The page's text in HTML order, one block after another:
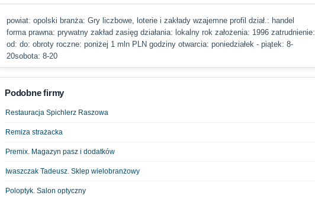
powiat: opolski branża: Gry liczbowe, loterie i zakłady wzajemne profil dział.: handel
forma prawna: prywatny zakład zasięg działania: lokalny rok założenia: 1996 zatrudnienie:
od: do: obroty roczne: poniżej 1 mln PLN godziny otwarcia: poniedziałek - piątek: 8-
20sobota: 8-20
Podobne firmy
Restauracja Spichlerz Raszowa
Remiza strażacka
Premix. Magazyn pasz i dodatków
Iwaszczak Tadeusz. Sklep wielobranżowy
Poloptyk. Salon optyczny